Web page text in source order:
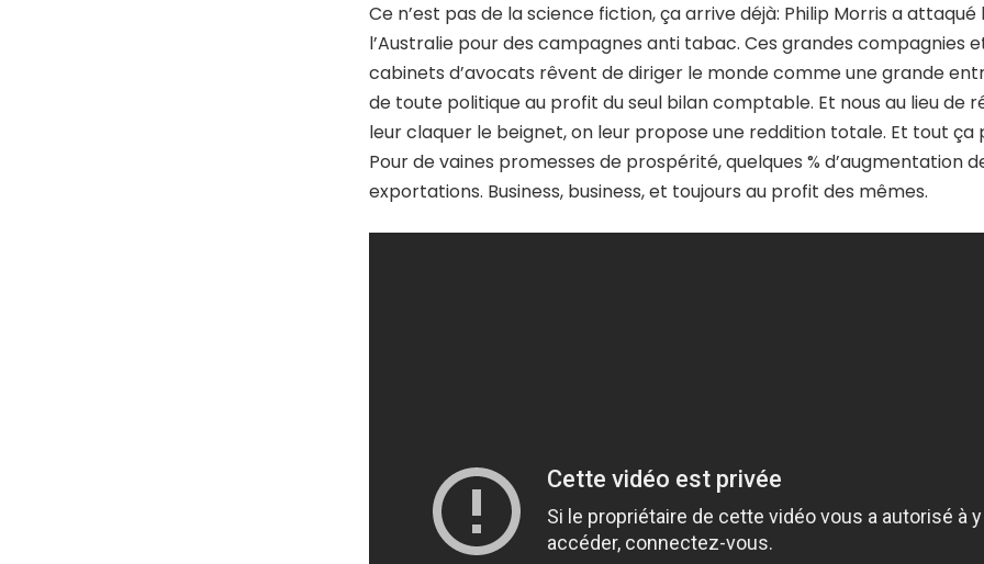
Ce n’est pas de la science fiction, ça arrive déjà: Philip Morris a attaqué
l’Australie pour des campagnes anti tabac. Ces grandes compagnies
cabinets d’avocats rêvent de diriger le monde comme une grande
de toute politique au profit du seul bilan comptable. Et nous au lieu de
leur claquer le beignet, on leur propose une reddition totale. Et tout ça
Pour de vaines promesses de prospérité, quelques % d’augmentation
exportations. Business, business, et toujours au profit des mêmes.